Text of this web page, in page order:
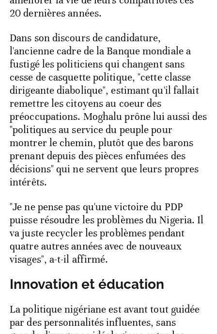
20 dernières années.
Dans son discours de candidature,
l'ancienne cadre de la Banque mondiale a
fustigé les politiciens qui changent sans
cesse de casquette politique, "cette classe
dirigeante diabolique", estimant qu'il fallait
remettre les citoyens au coeur des
préoccupations. Moghalu prône lui aussi des
"politiques au service du peuple pour
montrer le chemin, plutôt que des barons
prenant depuis des pièces enfumées des
décisions" qui ne servent que leurs propres
intérêts.
"Je ne pense pas qu'une victoire du PDP
puisse résoudre les problèmes du Nigeria. Il
va juste recycler les problèmes pendant
quatre autres années avec de nouveaux
visages", a-t-il affirmé.
Innovation et éducation
La politique nigériane est avant tout guidée
par des personnalités influentes, sans